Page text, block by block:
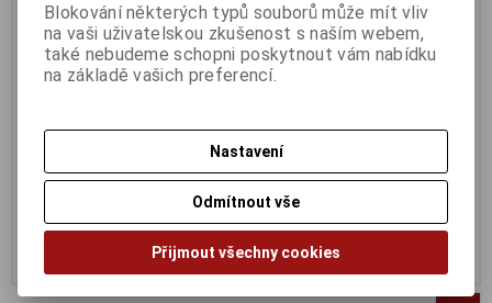
690 Kč (bez DPH:)
Koupit
Termín dodání (dny):
764 Kč
631 Kč (bez DPH:)
Blokování některých typů souborů může mít vliv
na vaši uživatelskou zkušenost s naším webem,
také nebudeme schopni poskytnout vám nabídku
na základě vašich preferencí.
Nastavení
Odmítnout vše
Přijmout všechny cookies